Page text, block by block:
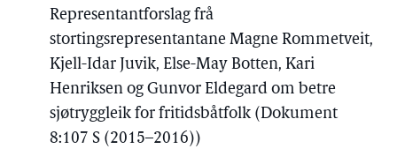
Representantforslag frå
stortingsrepresentantane Magne Rommetveit,
Kjell-Idar Juvik, Else-May Botten, Kari
Henriksen og Gunvor Eldegard om betre
sjøtryggleik for fritidsbåtfolk (Dokument
8:107 S (2015–2016))